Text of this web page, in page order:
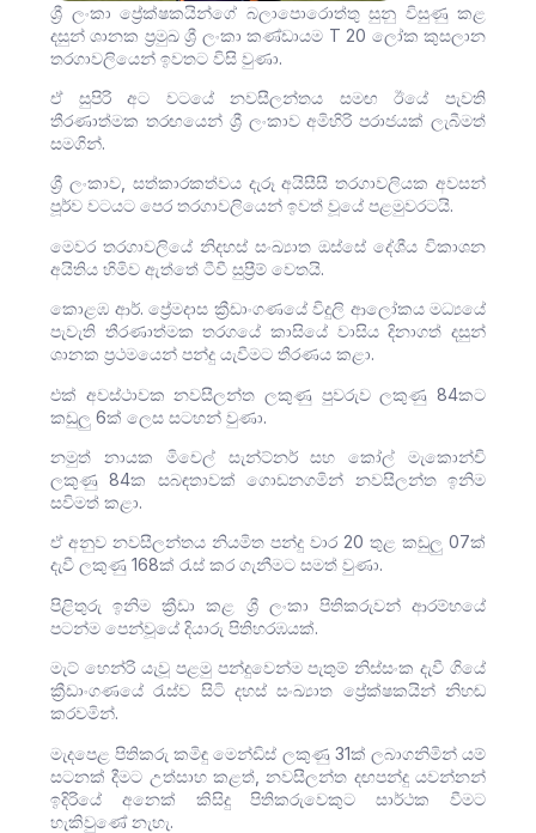
ශ්‍රී ලංකා ප්‍රේක්ෂකයින්ගේ බලාපොරොත්තු සුනු විසුණු කළ
දසුන් ශානක ප්‍රමුඛ ශ්‍රී ලංකා කණ්ඩායම T 20 ලෝක කුසලාන
තරගාවලියෙන් ඉවතට විසි වුණා.
ඒ සුපිරි අට වටයේ නවසීලන්තය සමඟ ඊයේ පැවති
තීරණාත්මක තරඟයෙන් ශ්‍රී ලංකාව අමිහිරි පරාජයක් ලැබීමත්
සමගින්.
ශ්‍රී ලංකාව, සත්කාරකත්වය දැරූ අයිසීසී තරගාවලියක අවසන්
පූර්ව වටයට පෙර තරගාවලියෙන් ඉවත් වූයේ පළමුවරටයි.
මෙවර තරගාවලියේ නිදහස් සංඛ්‍යාත ඔස්සේ දේශීය විකාශන
අයිතිය හිමිව ඇත්තේ ටීවී සුප්‍රීම් වෙතයි.
කොළඹ ආර්. ප්‍රේමදාස ක්‍රීඩාංගණයේ විදුලි ආලෝකය මධ්‍යයේ
පැවැති තීරණාත්මක තරගයේ කාසියේ වාසිය දිනාගත් දසුන්
ශානක ප්‍රථමයෙන් පන්දු යැවීමට තීරණය කළා.
එක් අවස්ථාවක නවසීලන්ත ලකුණු පුවරුව ලකුණු 84කට
කඩුලු 6ක් ලෙස සටහන් වුණා.
නමුත් නායක මිචෙල් සැන්ට්නර් සහ කෝල් මැකොන්චි
ලකුණු 84ක සබඳතාවක් ගොඩනගමින් නවසීලන්ත ඉනිම
සවිමත් කළා.
ඒ අනුව නවසීලන්තය නියමිත පන්දු වාර 20 තුළ කඩුලු 07ක්
දැවී ලකුණු 168ක් රැස් කර ගැනීමට සමත් වුණා.
පිළිතුරු ඉනිම ක්‍රීඩා කළ ශ්‍රී ලංකා පිතිකරුවන් ආරම්භයේ
පටන්ම පෙන්වූයේ දියාරු පිතිහරඹයක්.
මැට් හෙන්රි යැවූ පළමු පන්දුවෙන්ම පැතුම් නිස්සංක දැවී ගියේ
ක්‍රීඩාංගණයේ රැස්ව සිටි දහස් සංඛ්‍යාත ප්‍රේක්ෂකයින් නිහඬ
කරවමින්.
මැදපෙළ පිතිකරු කමිඳු මෙන්ඩිස් ලකුණු 31ක් ලබාගනිමින් යම්
සටනක් දීමට උත්සාහ කළත්, නවසීලන්ත දඟපන්දු යවන්නන්
ඉදිරියේ අනෙක් කිසිදු පිතිකරුවෙකුට සාර්ථක වීමට
හැකිවුණේ නැහැ.